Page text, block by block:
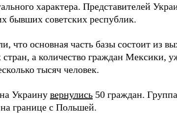
характера. Представителей
бывших советских республик.
что основная часть базы состоит из
стран, а количество граждан Мексики,
тысяч человек.
Украину вернулись 50 граждан.
границе с Польшей.